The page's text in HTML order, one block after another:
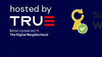
hosted by